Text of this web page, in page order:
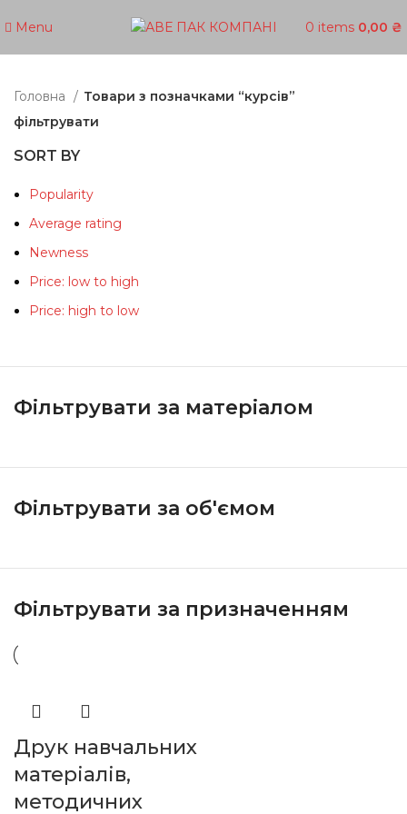
Menu 0 items 0,00 ₴
Головна
Товари з позначками “курсів”
фільтрувати
SORT BY
Popularity
Average rating
Newness
Price: low to high
Price: high to low
Фільтрувати за матеріалом
Фільтрувати за об'ємом
Фільтрувати за призначенням
Друк навчальних
матеріалів,
методичних